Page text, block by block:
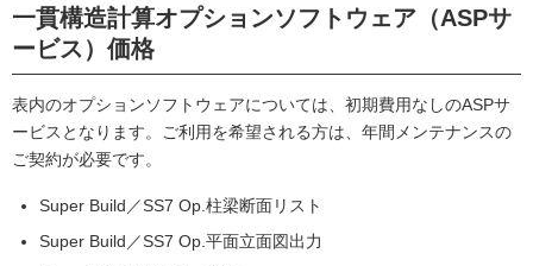
一貫構造計算オプションソフトウェア（ASPサ
ービス）価格
表内のオプションソフトウェアについては、初期費用なしのASPサ
ービスとなります。ご利用を希望される方は、年間メンテナンスの
ご契約が必要です。
Super Build／SS7 Op.柱梁断面リスト
Super Build／SS7 Op.平面立面図出力